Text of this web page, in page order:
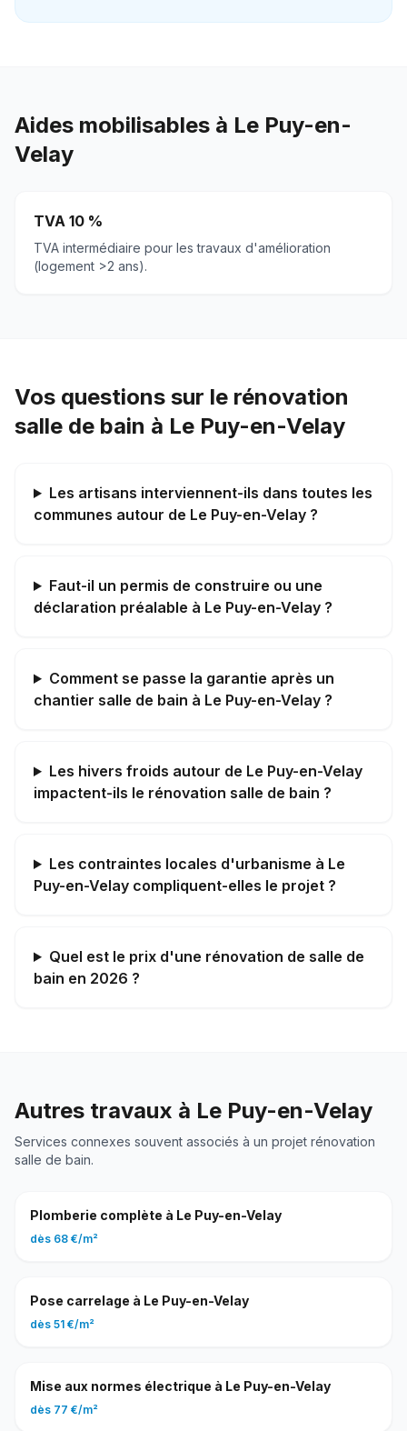
Aides mobilisables à Le Puy-en-
Velay
TVA 10 %
TVA intermédiaire pour les travaux d'amélioration
(logement >2 ans).
Vos questions sur le rénovation
salle de bain à Le Puy-en-Velay
Les artisans interviennent-ils dans toutes les
communes autour de Le Puy-en-Velay ?
Faut-il un permis de construire ou une
déclaration préalable à Le Puy-en-Velay ?
Comment se passe la garantie après un
chantier salle de bain à Le Puy-en-Velay ?
Les hivers froids autour de Le Puy-en-Velay
impactent-ils le rénovation salle de bain ?
Les contraintes locales d'urbanisme à Le
Puy-en-Velay compliquent-elles le projet ?
Quel est le prix d'une rénovation de salle de
bain en 2026 ?
Autres travaux à Le Puy-en-Velay
Services connexes souvent associés à un projet rénovation
salle de bain.
Plomberie complète à Le Puy-en-Velay
dès 68 €/m²
Pose carrelage à Le Puy-en-Velay
dès 51 €/m²
Mise aux normes électrique à Le Puy-en-Velay
dès 77 €/m²